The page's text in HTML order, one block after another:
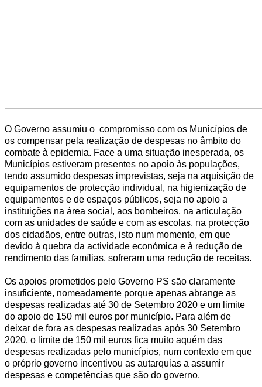
O Governo assumiu o compromisso com os Municípios de
os compensar pela realização de despesas no âmbito do
combate à epidemia. Face a uma situação inesperada, os
Municípios estiveram presentes no apoio às populações,
tendo assumido despesas imprevistas, seja na aquisição de
equipamentos de protecção individual, na higienização de
equipamentos e de espaços públicos, seja no apoio a
instituições na área social, aos bombeiros, na articulação
com as unidades de saúde e com as escolas, na protecção
dos cidadãos, entre outras, isto num momento, em que
devido à quebra da actividade económica e à redução de
rendimento das famílias, sofreram uma redução de receitas.
Os apoios prometidos pelo Governo PS são claramente
insuficiente, nomeadamente porque apenas abrange as
despesas realizadas até 30 de Setembro 2020 e um limite
do apoio de 150 mil euros por município. Para além de
deixar de fora as despesas realizadas após 30 Setembro
2020, o limite de 150 mil euros fica muito aquém das
despesas realizadas pelo municípios, num contexto em que
o próprio governo incentivou as autarquias a assumir
despesas e competências que são do governo.